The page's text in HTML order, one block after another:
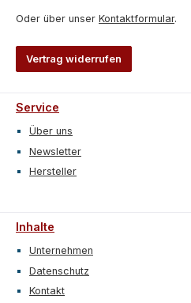
Oder über unser Kontaktformular.
Vertrag widerrufen
Service
Über uns
Newsletter
Hersteller
Inhalte
Unternehmen
Datenschutz
Kontakt